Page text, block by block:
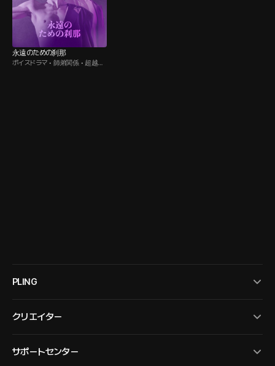
永遠のための刹那
ボイスドラマ • 師弟関係 • 超越し
PLING
クリエイター
サポートセンター